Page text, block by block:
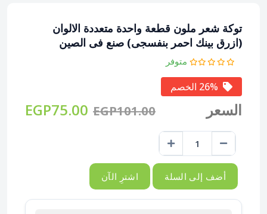
توكة شعر ملون قطعة واحدة متعددة الالوان
(ازرق بينك احمر بنفسجى) صنع فى الصين
متوفر
السعر EGP101.00
EGP75.00
أضف إلى السلة اشترِ الآن